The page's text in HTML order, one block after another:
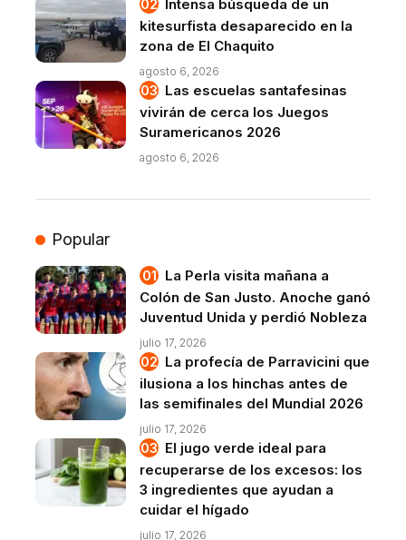
Intensa búsqueda de un
kitesurfista desaparecido en la
zona de El Chaquito
agosto 6, 2026
Las escuelas santafesinas
vivirán de cerca los Juegos
Suramericanos 2026
agosto 6, 2026
Popular
La Perla visita mañana a
Colón de San Justo. Anoche ganó
Juventud Unida y perdió Nobleza
julio 17, 2026
La profecía de Parravicini que
ilusiona a los hinchas antes de
las semifinales del Mundial 2026
julio 17, 2026
El jugo verde ideal para
recuperarse de los excesos: los
3 ingredientes que ayudan a
cuidar el hígado
julio 17, 2026